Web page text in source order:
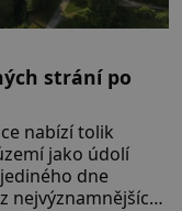
strání po
nabízí tolik
jako údolí
dne
nejvýznamnějších